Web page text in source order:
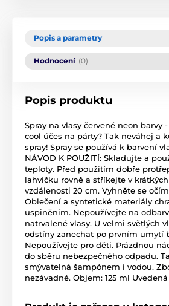
Popis a parametry
Hodnocení (0)
Popis produktu
Spray na vlasy červené neon barvy
cool účes na párty? Tak neváhej a
spray! Spray se používá k barvení
NÁVOD K POUŽITÍ: Skladujte a
teploty. Před použitím dobře
lahvičku rovně a stříkejte v
vzdálenosti 20 cm. Vyhněte se
Oblečení a syntetické materiály
uspiněním. Nepoužívejte na
natrvalené vlasy. U velmi světlých
odstíny zanechat po prvním umytí
Nepoužívejte pro děti. Prázdnou
do sběru nebezpečného odpadu.
smývatelná šampónem i vodou.
nezávadné. Objem: 125 ml